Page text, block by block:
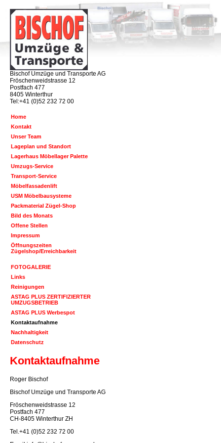
Bischof Umzüge und Transporte AG
Fröschenweidstrasse 12
Postfach 477
8405 Winterthur
Tel:+41 (0)52 232 72 00
Home
Kontakt
Unser Team
Lageplan und Standort
Lagerhaus Möbellager Palette
Umzugs-Service
Transport-Service
Möbelfassadenlift
USM Möbelbausysteme
Packmaterial Zügel-Shop
Bild des Monats
Offene Stellen
Impressum
Öffnungszeiten
Zügelshop/Erreichbarkeit
FOTOGALERIE
Links
Reinigungen
ASTAG PLUS ZERTIFIZIERTER
UMZUGSBETRIEB
ASTAG PLUS Werbespot
Kontaktaufnahme
Nachhaltigkeit
Datenschutz
Kontaktaufnahme
Roger Bischof
Bischof Umzüge und Transporte AG
Fröschenweidstrasse 12
Postfach 477
CH-8405 Winterthur ZH
Tel.+41 (0)52 232 72 00